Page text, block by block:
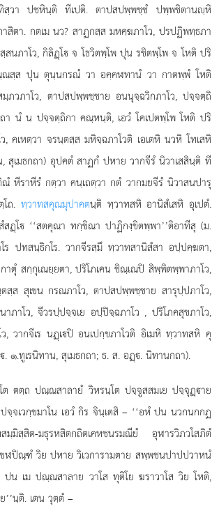
วา ปชหินฺติ ทีเปติ. ตาปสปพฺพชฺชํ ปพฺพชิตานฺหิ
สิตา. กตเม นว? สาฏกสฺส มหคฺฆภาโว, ปรปฏิพทฺธภา
สนภาโว, กิลิฏฺโ จ โธวิตพฺโพ ปุน รชิตพฺโพ จ โหติ ปริ
ณสฺส ปุน ตุนฺนกรณํ วา อคฺคฬทานํ วา กาตพฺพํ โหติ
ภวภาโว, ตาปสปพฺพชฺชาย อนนุจฺฉวิกภาโว, ปจฺจตฺถิ
า นํ น ปจฺจตฺถิกา คณฺหนฺติ, เอวํ โคเปตพฺโพ โหติ ปริ
คเหตฺวา จรนฺตสฺส มหิจฺฉภาโวติ เอเตหิ นวหิ โทเสหิ
สุเมธกถา) อุปคตํ สาฏกํ ปหาย วากจีรํ นิวาเสสินฺติ ที
หีราหีรํ กตฺวา คนฺเถตฺวา กตํ วากมยจีรํ นิวาสนปารุ
ถ. ทฺวาทสคุณมุปาคตนฺติ ทฺวาทสหิ อานิสํเสหิ อุเปตํ.
ฏฺโ ‘‘สตคุณา ทกฺขิณา ปาฏิกงฺขิตพฺพา’’ติอาทีสุ (ม.
ร ปทสนฺธิกโร. วากจีรสฺมึ ทฺวาทสานิสํสา อปฺปคฺฆตา,
าตุํ สกฺกุเณยฺยตา, ปริโภเคน ชิณฺเณปิ สิพฺพิตพฺพาภาโว,
ตสฺส สุเขน กรณภาโว, ตาปสปพฺพชฺชาย สารุปฺปภาโว,
าภาโว, จีวรปฺปจฺจเย อปฺปิจฺฉภาโว, ปริโภคสุขภาโว,
, วากจีเร นฏฺเปิ อนเปกฺขภาโวติ อิเมหิ ทฺวาทสหิ คุ
๑.ทูเรนิทาน, สุเมธกถา; ธ. ส. อฏฺ. นิทานกถา).
ต ตตฺถ ปณฺณสาลายํ วิหรนฺโต ปจฺจูสสมเย ปจฺจุฏฺาย
จเวกฺขมาโน เอวํ กิร จินฺเตสิ – ‘‘อหํ ปน นวกนกกฏ
มฺมิสฺสิต-มธุรหสิตกถิตเคหชนรมณียํ อุฬารวิภวโสภิตํ
ขฬปิณฺฑํ วิย ปหาย วิเวการามตาย สพฺพชนปาปปวาหนํ
ปน เม ปณฺณสาลาย วาโส ทุติโย ฆราวาโส วิย โหติ,
นฺติ. เตน วุตฺตํ –